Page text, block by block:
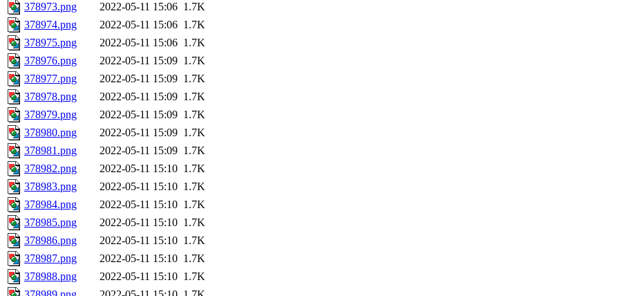
378973.png
2022-05-11 15:06 1.7K
378974.png
2022-05-11 15:06 1.7K
378975.png
2022-05-11 15:06 1.7K
378976.png
2022-05-11 15:09 1.7K
378977.png
2022-05-11 15:09 1.7K
378978.png
2022-05-11 15:09 1.7K
378979.png
2022-05-11 15:09 1.7K
378980.png
2022-05-11 15:09 1.7K
378981.png
2022-05-11 15:09 1.7K
378982.png
2022-05-11 15:10 1.7K
378983.png
2022-05-11 15:10 1.7K
378984.png
2022-05-11 15:10 1.7K
378985.png
2022-05-11 15:10 1.7K
378986.png
2022-05-11 15:10 1.7K
378987.png
2022-05-11 15:10 1.7K
378988.png
2022-05-11 15:10 1.7K